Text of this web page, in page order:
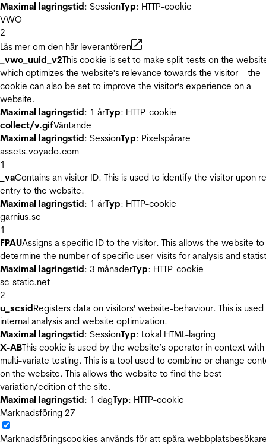
Maximal lagringstid: SessionTyp: HTTP-cookie
VWO
2
Läs mer om den här leverantören
_vwo_uuid_v2This cookie is set to make split-tests on the
which optimizes the website's relevance towards the visitor – the
cookie can also be set to improve the visitor's experience on a
website.
Maximal lagringstid: 1 årTyp: HTTP-cookie
collect/v.gifVäntande
Maximal lagringstid: SessionTyp: Pixelspårare
assets.voyado.com
1
_vaContains an visitor ID. This is used to identify the visitor upon
entry to the website.
Maximal lagringstid: 1 årTyp: HTTP-cookie
garnius.se
1
FPAUAssigns a specific ID to the visitor. This allows the website to
determine the number of specific user-visits for analysis and
Maximal lagringstid: 3 månaderTyp: HTTP-cookie
sc-static.net
2
u_scsidRegisters data on visitors' website-behaviour. This is
internal analysis and website optimization.
Maximal lagringstid: SessionTyp: Lokal HTML-lagring
X-ABThis cookie is used by the website’s operator in context with
multi-variate testing. This is a tool used to combine or change
on the website. This allows the website to find the best
variation/edition of the site.
Maximal lagringstid: 1 dagTyp: HTTP-cookie
Marknadsföring 27
Marknadsföringscookies används för att spåra